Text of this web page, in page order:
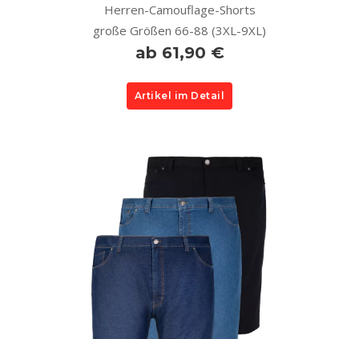
Herren-Camouflage-Shorts
große Größen 66-88 (3XL-9XL)
ab 61,90 €
Artikel im Detail